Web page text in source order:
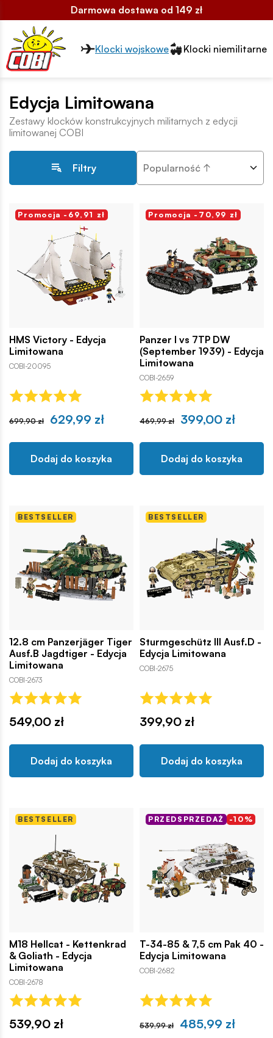
Darmowa dostawa od 149 zł
Przełącznik segmentów2
Klocki wojskowe Klocki niemilitarne
Edycja Limitowana
Zestawy klocków konstrukcyjnych militarnych z edycji
limitowanej COBI
Filtry Popularność ↑
Promocja -69,91 zł
HMS Victory - Edycja
Limitowana
COBI-20095
699,90 zł 629,99 zł
Dodaj do koszyka
Promocja -70,99 zł
Panzer I vs 7TP DW
(September 1939) - Edycja
Limitowana
COBI-2659
469,99 zł 399,00 zł
Dodaj do koszyka
BESTSELLER
12.8 cm Panzerjäger Tiger
Ausf.B Jagdtiger - Edycja
Limitowana
COBI-2673
549,00 zł
Dodaj do koszyka
BESTSELLER
Sturmgeschütz III Ausf.D -
Edycja Limitowana
COBI-2675
399,90 zł
Dodaj do koszyka
BESTSELLER
M18 Hellcat - Kettenkrad
& Goliath - Edycja
Limitowana
COBI-2678
539,90 zł
PRZEDSPRZEDAŻ -10%
T-34-85 & 7,5 cm Pak 40 -
Edycja Limitowana
COBI-2682
539,99 zł 485,99 zł